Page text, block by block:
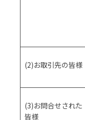
(2)お取引先の皆様
(3)お問合せされた
皆様